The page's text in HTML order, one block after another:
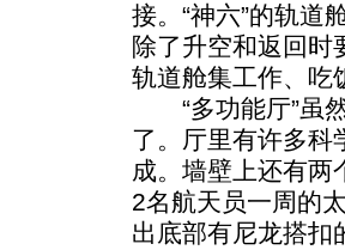
接。“神六”的轨道
除了升空和返回时
轨道舱集工作、吃
“多功能厅”虽然
了。厅里有许多科
成。墙壁上还有两
2名航天员一周的
出底部有尼龙搭扣